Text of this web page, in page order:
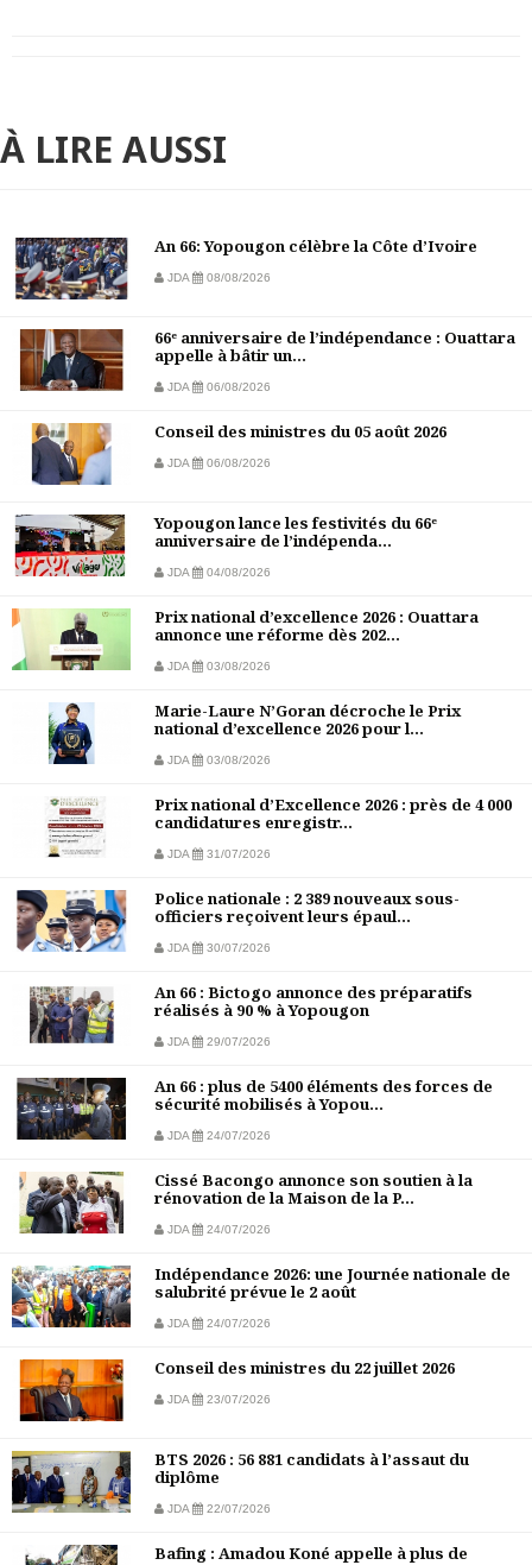
À LIRE AUSSI
An 66: Yopougon célèbre la Côte d’Ivoire
JDA 08/08/2026
66ᵉ anniversaire de l’indépendance : Ouattara
appelle à bâtir un...
JDA 06/08/2026
Conseil des ministres du 05 août 2026
JDA 06/08/2026
Yopougon lance les festivités du 66ᵉ
anniversaire de l’indépenda...
JDA 04/08/2026
Prix national d’excellence 2026 : Ouattara
annonce une réforme dès 202...
JDA 03/08/2026
Marie-Laure N’Goran décroche le Prix
national d’excellence 2026 pour l...
JDA 03/08/2026
Prix national d’Excellence 2026 : près de 4 000
candidatures enregistr...
JDA 31/07/2026
Police nationale : 2 389 nouveaux sous-
officiers reçoivent leurs épaul...
JDA 30/07/2026
An 66 : Bictogo annonce des préparatifs
réalisés à 90 % à Yopougon
JDA 29/07/2026
An 66 : plus de 5400 éléments des forces de
sécurité mobilisés à Yopou...
JDA 24/07/2026
Cissé Bacongo annonce son soutien à la
rénovation de la Maison de la P...
JDA 24/07/2026
Indépendance 2026: une Journée nationale de
salubrité prévue le 2 août
JDA 24/07/2026
Conseil des ministres du 22 juillet 2026
JDA 23/07/2026
BTS 2026 : 56 881 candidats à l’assaut du
diplôme
JDA 22/07/2026
Bafing : Amadou Koné appelle à plus de